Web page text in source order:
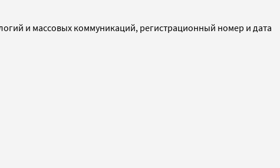
и массовых коммуникаций, регистрационный номер и дата